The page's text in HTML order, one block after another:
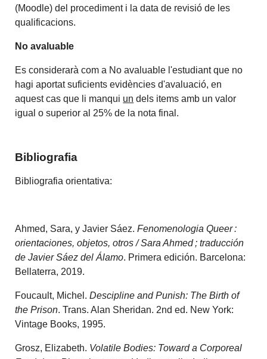
(Moodle) del procediment i la data de revisió de les
qualificacions.
No avaluable
Es considerarà com a No avaluable l'estudiant que no
hagi aportat suficients evidències d'avaluació, en
aquest cas que li manqui un dels items amb un valor
igual o superior al 25% de la nota final.
Bibliografia
Bibliografia orientativa:
Ahmed, Sara, y Javier Sáez.Fenomenologia Queer :
orientaciones, objetos, otros / Sara Ahmed ; traducción
de Javier Sáez del Álamo. Primera edición. Barcelona:
Bellaterra, 2019.
Foucault, Michel.Descipline and Punish: The Birth of
the Prison. Trans. Alan Sheridan. 2nd ed. New York:
Vintage Books, 1995.
Grosz, Elizabeth. Volatile Bodies: Toward a Corporeal